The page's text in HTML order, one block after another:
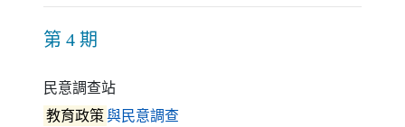
第 4 期
民意調查站
教育政策 與民意調查（另開新視窗）